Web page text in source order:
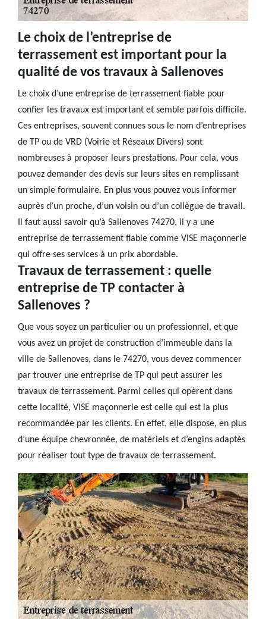
Le choix de l’entreprise de
terrassement est important pour la
qualité de vos travaux à Sallenoves
Le choix d’une entreprise de terrassement fiable pour
confier les travaux est important et semble parfois difficile.
Ces entreprises, souvent connues sous le nom d’entreprises
de TP ou de VRD (Voirie et Réseaux Divers) sont
nombreuses à proposer leurs prestations. Pour cela, vous
pouvez demander des devis sur leurs sites en remplissant
un simple formulaire. En plus vous pouvez vous informer
auprès d’un proche, d’un voisin ou d’un collègue de travail.
Il faut aussi savoir qu’à Sallenoves 74270, il y a une
entreprise de terrassement fiable comme VISE maçonnerie
qui offre ses services à un prix abordable.
Travaux de terrassement : quelle
entreprise de TP contacter à
Sallenoves ?
Que vous soyez un particulier ou un professionnel, et que
vous avez un projet de construction d’immeuble dans la
ville de Sallenoves, dans le 74270, vous devez commencer
par trouver une entreprise de TP qui peut assurer les
travaux de terrassement. Parmi celles qui opèrent dans
cette localité, VISE maçonnerie est celle qui est la plus
recommandée par les clients. En effet, elle dispose, en plus
d’une équipe chevronnée, de matériels et d’engins adaptés
pour réaliser tout type de travaux de terrassement.